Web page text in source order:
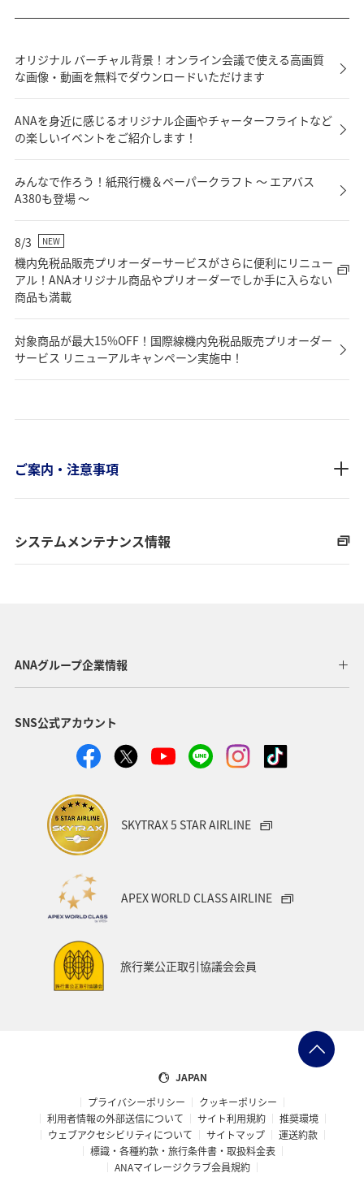
オリジナル バーチャル背景！オンライン会議で使える高画質
な画像・動画を無料でダウンロードいただけます
ANAを身近に感じるオリジナル企画やチャーターフライトなど
の楽しいイベントをご紹介します！
みんなで作ろう！紙飛行機＆ペーパークラフト ～ エアバス
A380も登場 ～
8/3 NEW
機内免税品販売プリオーダーサービスがさらに便利にリニュー
アル！ANAオリジナル商品やプリオーダーでしか手に入らない
商品も満載
対象商品が最大15%OFF！国際線機内免税品販売プリオーダー
サービス リニューアルキャンペーン実施中！
ご案内・注意事項
システムメンテナンス情報
ANAグループ企業情報
SNS公式アカウント
SKYTRAX 5 STAR AIRLINE
APEX WORLD CLASS AIRLINE
旅行業公正取引協議会会員
JAPAN
プライバシーポリシー
クッキーポリシー
利用者情報の外部送信について
サイト利用規約
推奨環境
ウェブアクセシビリティについて
サイトマップ
運送約款
標識・各種約款・旅行条件書・取扱料金表
ANAマイレージクラブ会員規約